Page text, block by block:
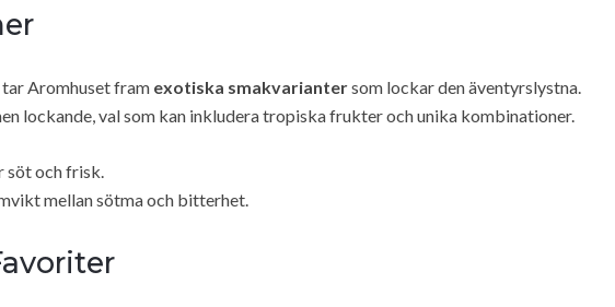
Aromhuset fram exotiska smakvariantersom lockar den äventyrslystna.
lockande, val som kan inkludera tropiska frukter och unika kombinationer.
söt och frisk.
mellan sötma och bitterhet.